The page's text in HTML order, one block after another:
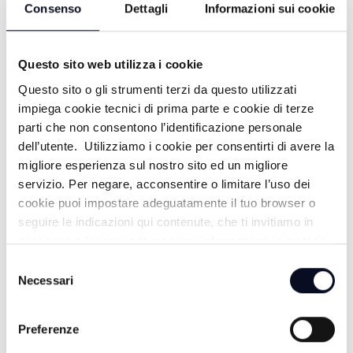
Consenso Dettagli Informazioni sui cookie
Questo sito web utilizza i cookie
Questo sito o gli strumenti terzi da questo utilizzati
impiega cookie tecnici di prima parte e cookie di terze
parti che non consentono l’identificazione personale
dell’utente. Utilizziamo i cookie per consentirti di avere la
migliore esperienza sul nostro sito ed un migliore
servizio. Per negare, acconsentire o limitare l’uso dei
cookie puoi impostare adeguatamente il tuo browser o
seguire le indicazioni qui contenute, che ti invitiamo in
ogni caso a leggere per maggiori informazioni in materia
delNecessari
Preferenze
ALTRE NOTIZIE TUTTE LE NOTIZIE